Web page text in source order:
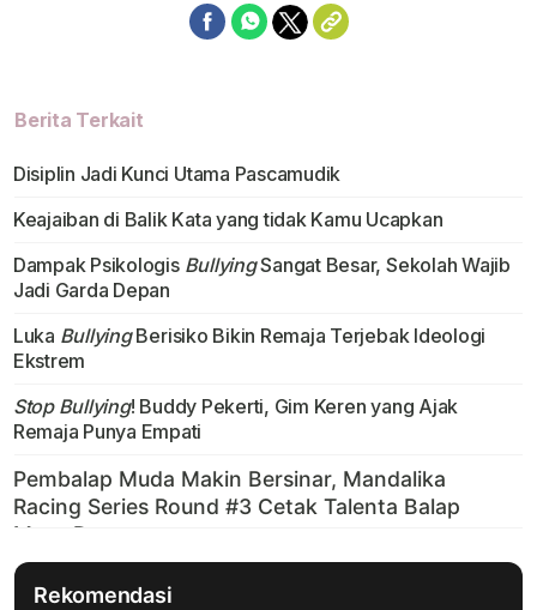
Berita Terkait
Disiplin Jadi Kunci Utama Pascamudik
Keajaiban di Balik Kata yang tidak Kamu Ucapkan
Dampak Psikologis BullyingSangat Besar, Sekolah Wajib
Jadi Garda Depan
Luka BullyingBerisiko Bikin Remaja Terjebak Ideologi
Ekstrem
Stop Bullying! Buddy Pekerti, Gim Keren yang Ajak
Remaja Punya Empati
Rekomendasi